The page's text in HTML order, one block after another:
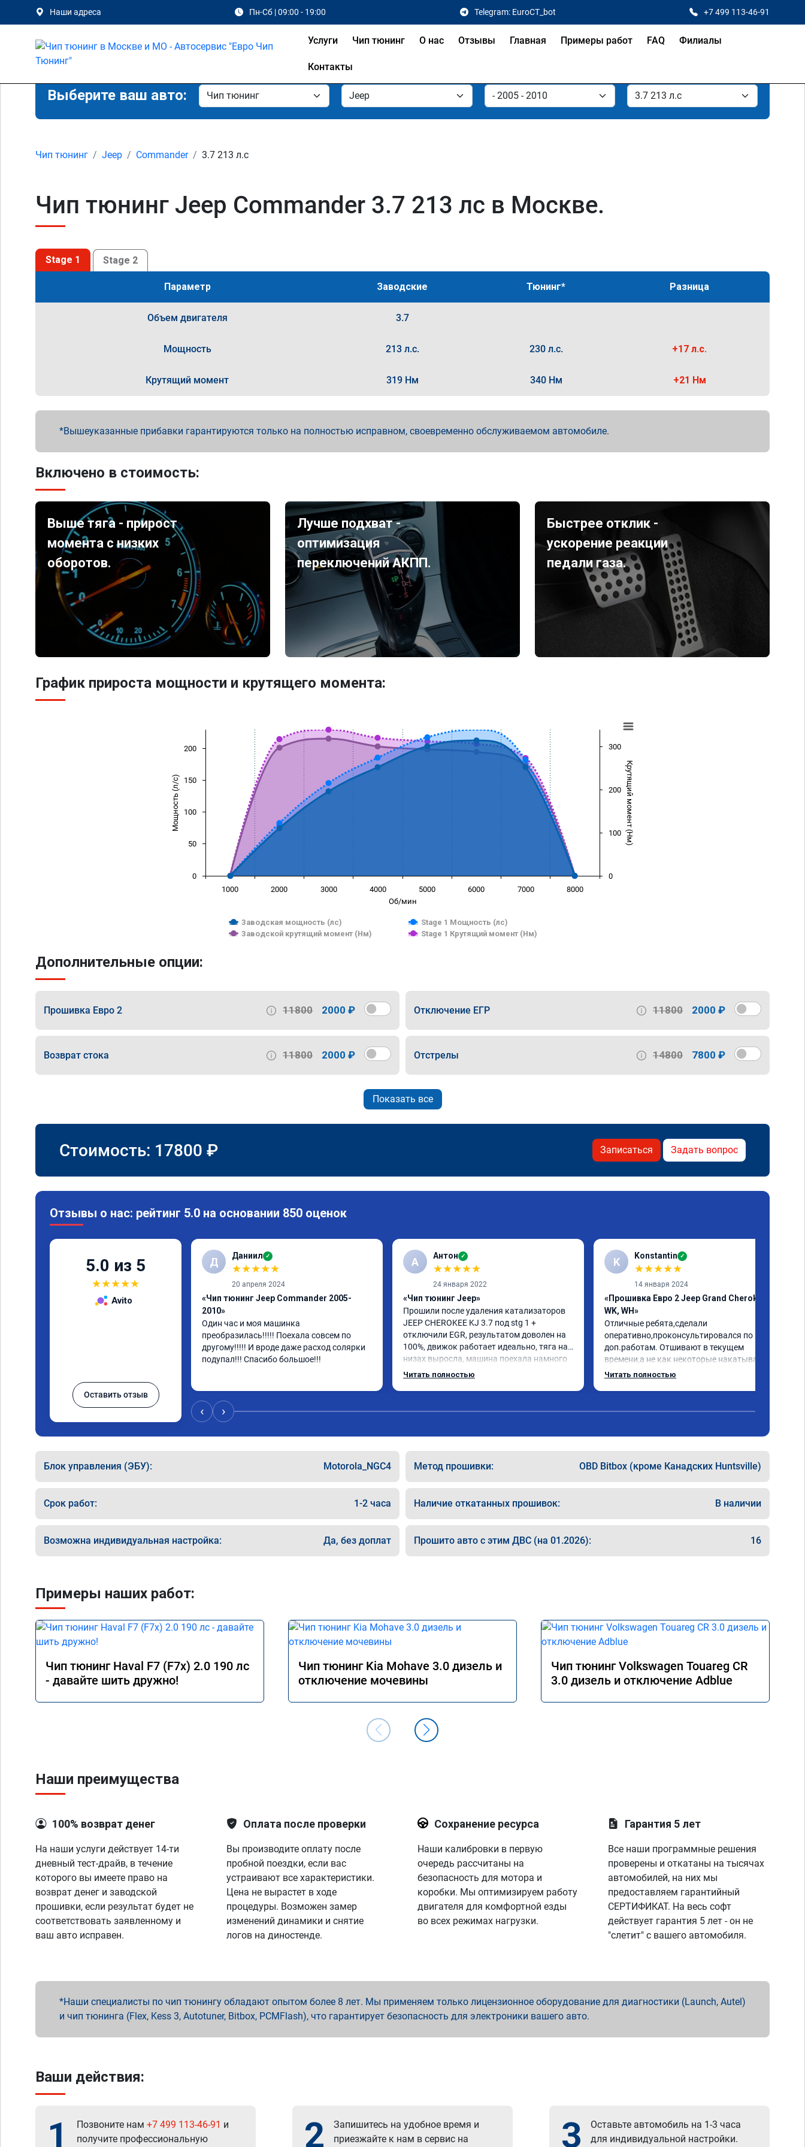
Наши адреса Пн-Сб | 09:00 - 19:00 Telegram: EuroCT_bot +7 499 113-46-91
Услуги Чип тюнинг О нас Отзывы Главная Примеры работ FAQ Филиалы
Контакты
Выберите ваш авто:
Чип тюнинг Jeep Commander 3.7 213 л.с
Чип тюнинг Jeep Commander 3.7 213 лс в Москве.
Stage 1 Stage 2
Параметр Заводские Тюнинг* Разница
Объем двигателя 3.7
Мощность 213 л.с. 230 л.с. +17 л.с.
Крутящий момент 319 Нм 340 Нм +21 Нм
Вышеуказанные прибавки гарантируются только на полностью исправном, своевременно обслуживаемом автомобиле.
Включено в стоимость:
Выше тяга - прирост
момента с низких
оборотов.
Лучше подхват -
оптимизация
переключений АКПП.
Быстрее отклик -
ускорение реакции
педали газа.
График прироста мощности и крутящего момента:
Об/мин
Мощность (л/с) Крутящий момент (Нм)
Заводская мощность (лс)
Stage 1 Мощность (лс)
Заводской крутящий момент (Нм)
Stage 1 Крутящий момент (Нм)
1000 2000 3000 4000 5000 6000 7000 8000
0
50
100
150
200
0
100
200
300
Дополнительные опции:
Прошивка Евро 2 11800 2000 ₽ Отключение ЕГР 11800 2000 ₽
Возврат стока 11800 2000 ₽ Отстрелы 14800 7800 ₽
Показать все
Стоимость: 17800 ₽ Записаться Задать вопрос
Отзывы о нас: рейтинг 5.0 на основании 850 оценок
5.0 из 5
★★★★★
Avito
Оставить отзыв
Д Даниил ✓
★★★★★
20 апреля 2024
«Чип тюнинг Jeep Commander 2005-
2010»
Один час и моя машинка
преобразилась!!!!! Поехала совсем по
другому!!!!! И вроде даже расход солярки
подупал!!! Спасибо большое!!!
А Антон ✓
★★★★★
24 января 2022
«Чип тюнинг Jeep»
Прошили после удаления катализаторов
JEEP CHEROKEE KJ 3.7 под stg 1 +
отключили EGR, результатом доволен на
100%, движок работает идеально, тяга на
низах выросла, машина поехала намного
интереснее, расход топлива радует. Делал
Читать полностью
K Konstantin ✓
★★★★★
14 января 2024
«Прошивка Евро 2 Jeep Grand Cherokee
WK, WH»
Отличные ребята,сделали
оперативно,проконсультировался по
доп.работам. Отшивают в текущем
времени,а не как некоторые накатывают
непонятные прошивки из интернета,чем
Читать полностью
‹ ›
Блок управления (ЭБУ): Motorola_NGC4 Метод прошивки: OBD Bitbox (кроме Канадских Huntsville)
Срок работ: 1-2 часа Наличие откатанных прошивок: В наличии
Возможна индивидуальная настройка: Да, без доплат Прошито авто с этим ДВС (на 01.2026): 16
Примеры наших работ:
Чип тюнинг Haval F7 (F7x) 2.0 190 лс
- давайте шить дружно!
Чип тюнинг Kia Mohave 3.0 дизель и
отключение мочевины
Чип тюнинг Volkswagen Touareg CR
3.0 дизель и отключение Adblue
Наши преимущества
100% возврат денег
На наши услуги действует 14-ти
дневный тест-драйв, в течение
которого вы имеете право на
возврат денег и заводской
прошивки, если результат будет не
соответствовать заявленному и
ваш авто исправен.
Оплата после проверки
Вы производите оплату после
пробной поездки, если вас
устраивают все характеристики.
Цена не вырастет в ходе
процедуры. Возможен замер
изменений динамики и снятие
логов на диностенде.
Сохранение ресурса
Наши калибровки в первую
очередь рассчитаны на
безопасность для мотора и
коробки. Мы оптимизируем работу
двигателя для комфортной езды
во всех режимах нагрузки.
Гарантия 5 лет
Все наши программные решения
проверены и откатаны на тысячах
автомобилей, на них мы
предоставляем гарантийный
СЕРТИФИКАТ. На весь софт
действует гарантия 5 лет - он не
"слетит" с вашего автомобиля.
Наши специалисты по чип тюнингу обладают опытом более 8 лет. Мы применяем только лицензионное оборудование для диагностики (Launch, Autel)
и чип тюнинга (Flex, Kess 3, Autotuner, Bitbox, PCMFlash), что гарантирует безопасность для электроники вашего авто.
Ваши действия:
1 Позвоните нам +7 499 113-46-91 и
получите профессиональную
2
Запишитесь на удобное время и
приезжайте к нам в сервис на
3
Оставьте автомобиль на 1-3 часа
для индивидуальной настройки.